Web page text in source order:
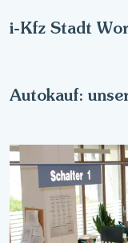
i-Kfz Stadt
Autokauf: